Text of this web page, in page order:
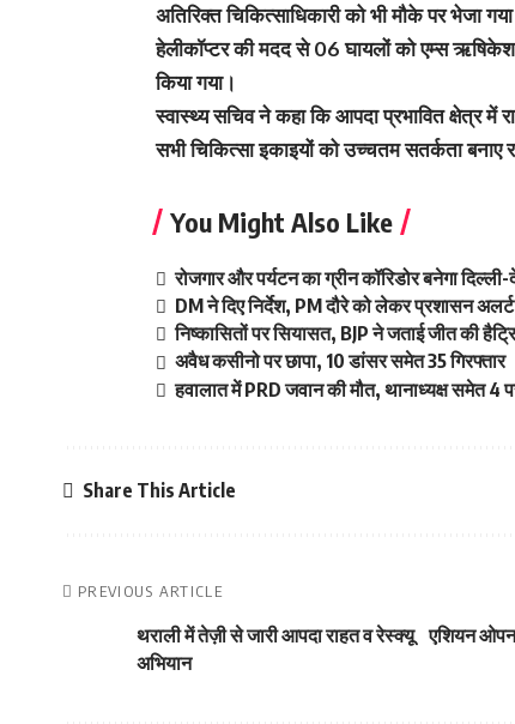
अतिरिक्त चिकित्साधिकारी को भी मौके पर भेजा
हेलीकॉप्टर की मदद से 06 घायलों को एम्स
किया गया।
स्वास्थ्य सचिव ने कहा कि आपदा प्रभावित क्षेत्र में
सभी चिकित्सा इकाइयों को उच्चतम सतर्कता बनाए
You Might Also Like
रोजगार और पर्यटन का ग्रीन कॉरिडोर बनेगा
DM ने दिए निर्देश, PM दौरे को लेकर प्रशासन अलर्ट
निष्कासितों पर सियासत, BJP ने जताई जीत की
अवैध कसीनो पर छापा, 10 डांसर समेत 35 गिरफ्तार
हवालात में PRD जवान की मौत, थानाध्यक्ष समेत 4
Share This Article
PREVIOUS ARTICLE
थराली में तेज़ी से जारी आपदा राहत व रेस्क्यू
अभियान
एशियन ओपन